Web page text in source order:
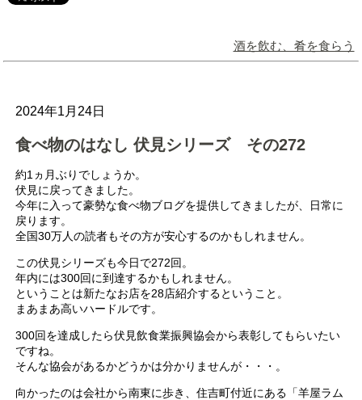
酒を飲む、肴を食らう
2024年1月24日
食べ物のはなし 伏見シリーズ その272
約1ヵ月ぶりでしょうか。
伏見に戻ってきました。
今年に入って豪勢な食べ物ブログを提供してきましたが、日常に
戻ります。
全国30万人の読者もその方が安心するのかもしれません。
この伏見シリーズも今日で272回。
年内には300回に到達するかもしれません。
ということは新たなお店を28店紹介するということ。
まあまあ高いハードルです。
300回を達成したら伏見飲食業振興協会から表彰してもらいたい
ですね。
そんな協会があるかどうかは分かりませんが・・・。
向かったのは会社から南東に歩き、住吉町付近にある「羊屋ラム